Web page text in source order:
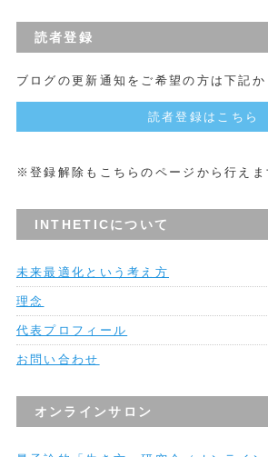
読者登録
ブログの更新通知をご希望の方は下記か
読者登録はこちら
※登録解除もこちらのページから行えま
INTHETICについて
未来最適化という考え方
理念
代表プロフィール
お問い合わせ
オンラインサロン